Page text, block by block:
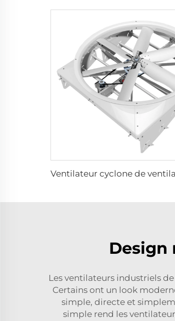
Les ventilateurs industriels
Certains ont un look
simple, directe et
simple rend les